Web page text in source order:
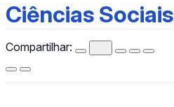
Ciências Sociais
Compartilhar: